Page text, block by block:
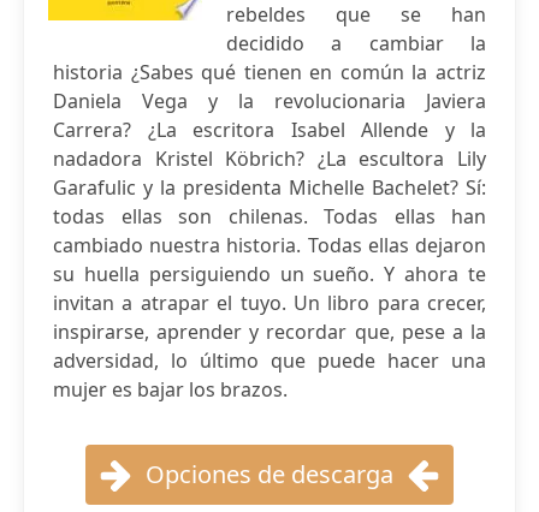
rebeldes que se han
decidido a cambiar la
historia ¿Sabes qué tienen en común la actriz
Daniela Vega y la revolucionaria Javiera
Carrera? ¿La escritora Isabel Allende y la
nadadora Kristel Köbrich? ¿La escultora Lily
Garafulic y la presidenta Michelle Bachelet? Sí:
todas ellas son chilenas. Todas ellas han
cambiado nuestra historia. Todas ellas dejaron
su huella persiguiendo un sueño. Y ahora te
invitan a atrapar el tuyo. Un libro para crecer,
inspirarse, aprender y recordar que, pese a la
adversidad, lo último que puede hacer una
mujer es bajar los brazos.
Opciones de descarga